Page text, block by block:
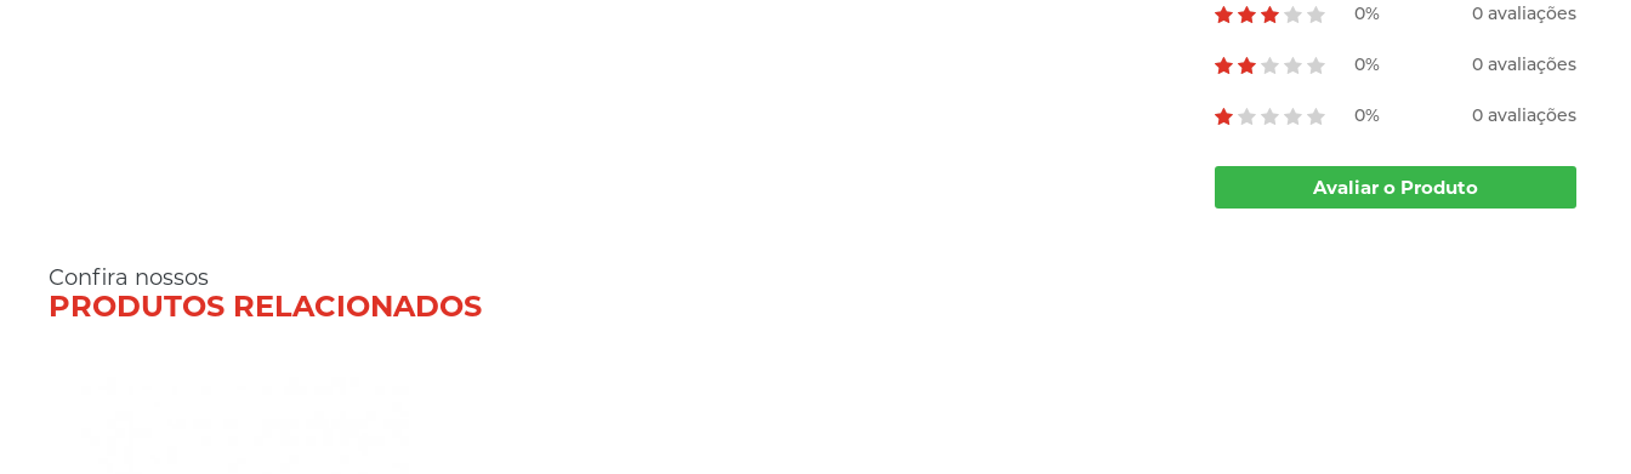
0% 0 avaliações
0% 0 avaliações
0% 0 avaliações
Avaliar o Produto
Confira nossos
PRODUTOS RELACIONADOS